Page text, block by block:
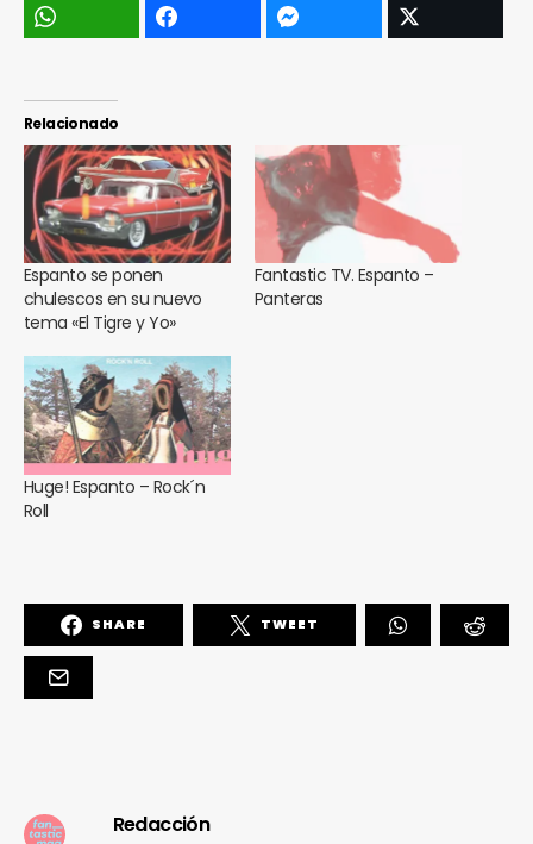
Relacionado
Espanto se ponen
chulescos en su nuevo
tema «El Tigre y Yo»
Fantastic TV. Espanto –
Panteras
Huge! Espanto – Rock´n
Roll
SHARE TWEET
Redacción